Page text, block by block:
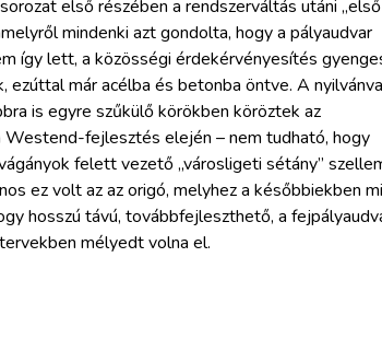
első részében a rendszerváltás utáni „első
mindenki azt gondolta, hogy a pályaudvar
így lett, a közösségi érdekérvényesítés
már acélba és betonba öntve. A
is egyre szűkülő körökben köröztek az
fejlesztés elején – nem tudható, hogy
felett vezető „városligeti sétány”
ez volt az az origó, melyhez a későbbiekben
hosszú távú, továbbfejleszthető, a
mélyedt volna el.